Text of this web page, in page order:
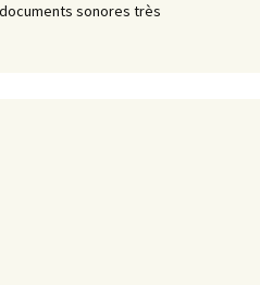
sonores très